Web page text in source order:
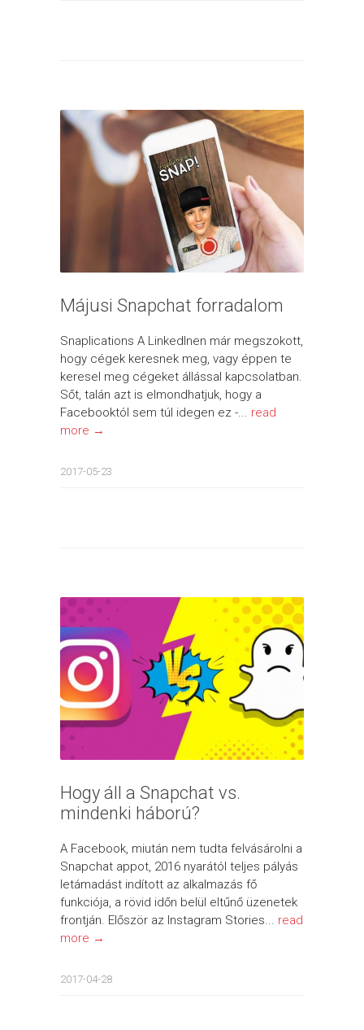
Májusi Snapchat forradalom
Snaplications A LinkedInen már megszokott,
hogy cégek keresnek meg, vagy éppen te
keresel meg cégeket állással kapcsolatban.
Sőt, talán azt is elmondhatjuk, hogy a
Facebooktól sem túl idegen ez -... read
more →
2017-05-23
Hogy áll a Snapchat vs.
mindenki háború?
A Facebook, miután nem tudta felvásárolni a
Snapchat appot, 2016 nyarától teljes pályás
letámadást indított az alkalmazás fő
funkciója, a rövid időn belül eltűnő üzenetek
frontján. Először az Instagram Stories... read
more →
2017-04-28